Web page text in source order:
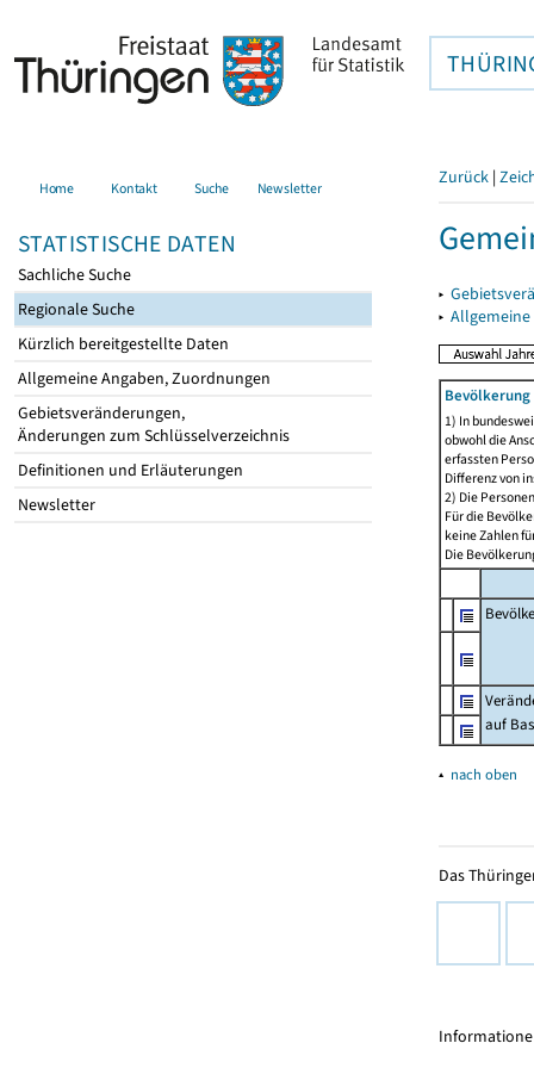
Home Kontakt Suche Newsletter
STATISTISCHE DATEN
Sachliche Suche
Regionale Suche
Kürzlich bereitgestellte Daten
Allgemeine Angaben, Zuordnungen
Gebietsveränderungen,
Änderungen zum Schlüsselverzeichnis
Definitionen und Erläuterungen
Newsletter
Zurück |
▸
▸
1) In
obwohl die
erfassten
Differenz von
2) Die
Für die
keine Zahlen
Die
auf
▴ nach oben
Das